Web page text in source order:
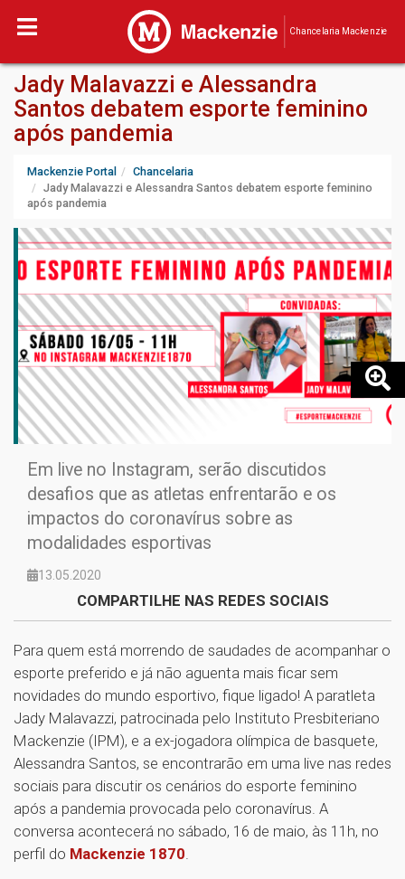
Chancelaria Mackenzie
Jady Malavazzi e Alessandra
Santos debatem esporte feminino
após pandemia
Mackenzie Portal
Chancelaria
Jady Malavazzi e Alessandra Santos debatem esporte feminino
após pandemia
Em live no Instagram, serão discutidos
desafios que as atletas enfrentarão e os
impactos do coronavírus sobre as
modalidades esportivas
13.05.2020
COMPARTILHE NAS REDES SOCIAIS
Para quem está morrendo de saudades de acompanhar o
esporte preferido e já não aguenta mais ficar sem
novidades do mundo esportivo, fique ligado! A paratleta
Jady Malavazzi, patrocinada pelo Instituto Presbiteriano
Mackenzie (IPM), e a ex-jogadora olímpica de basquete,
Alessandra Santos, se encontrarão em uma live nas redes
sociais para discutir os cenários do esporte feminino
após a pandemia provocada pelo coronavírus. A
conversa acontecerá no sábado, 16 de maio, às 11h, no
perfil do Mackenzie 1870